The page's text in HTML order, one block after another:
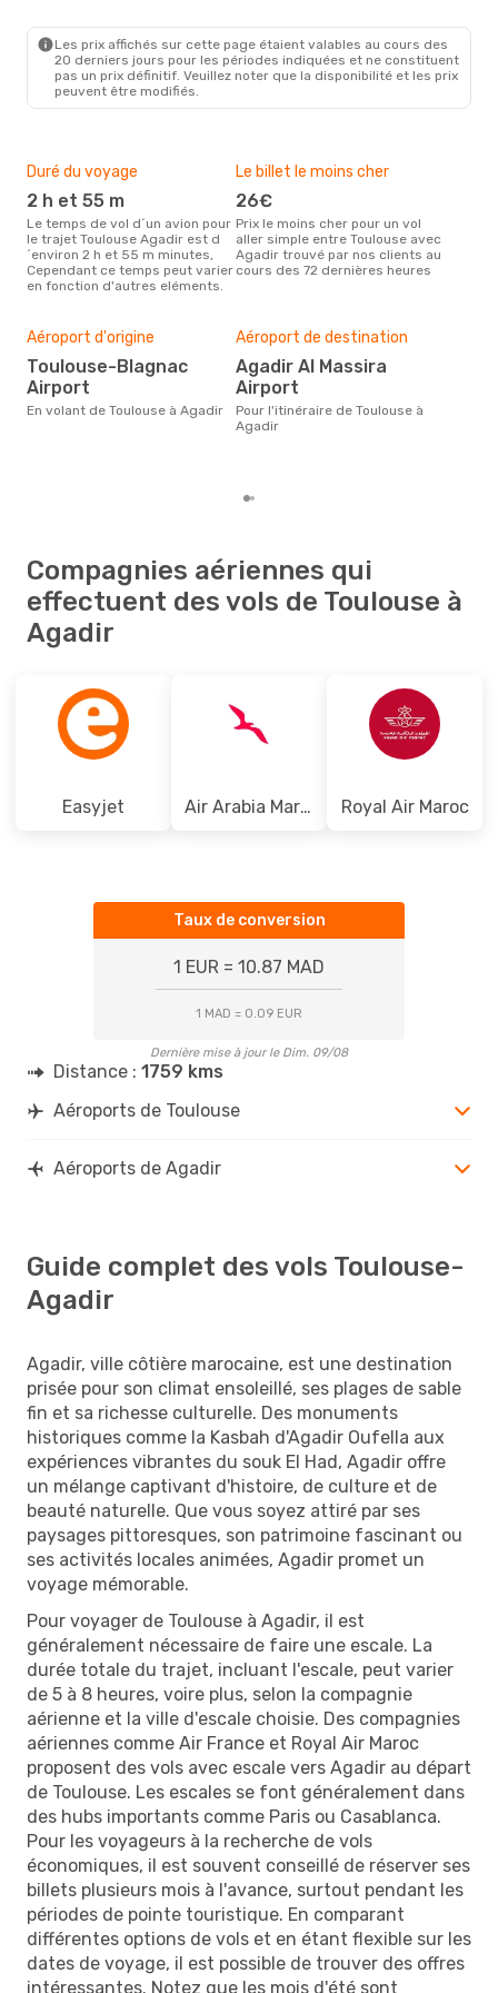
Les prix affichés sur cette page étaient valables au cours des
20 derniers jours pour les périodes indiquées et ne constituent
pas un prix définitif. Veuillez noter que la disponibilité et les prix
peuvent être modifiés.
Duré du voyage
2 h et 55 m
Le temps de vol d´un avion pour
le trajet Toulouse Agadir est d
´environ 2 h et 55 m minutes,
Cependant ce temps peut varier
en fonction d'autres eléments.
Le billet le moins cher
26€
Prix le moins cher pour un vol
aller simple entre Toulouse avec
Agadir trouvé par nos clients au
cours des 72 dernières heures
Aéroport d'origine
Toulouse-Blagnac
Airport
En volant de Toulouse à Agadir
Aéroport de destination
Agadir Al Massira
Airport
Pour l'itinéraire de Toulouse à
Agadir
Compagnies aériennes qui
effectuent des vols de Toulouse à
Agadir
Easyjet Air Arabia Maroc Royal Air Maroc
Taux de conversion
1 EUR = 10.87 MAD
1 MAD = 0.09 EUR
Dernière mise à jour le Dim. 09/08
Distance : 1759 kms
Aéroports de Toulouse
Aéroports de Agadir
Guide complet des vols Toulouse-
Agadir
Agadir, ville côtière marocaine, est une destination
prisée pour son climat ensoleillé, ses plages de sable
fin et sa richesse culturelle. Des monuments
historiques comme la Kasbah d'Agadir Oufella aux
expériences vibrantes du souk El Had, Agadir offre
un mélange captivant d'histoire, de culture et de
beauté naturelle. Que vous soyez attiré par ses
paysages pittoresques, son patrimoine fascinant ou
ses activités locales animées, Agadir promet un
voyage mémorable.
Pour voyager de Toulouse à Agadir, il est
généralement nécessaire de faire une escale. La
durée totale du trajet, incluant l'escale, peut varier
de 5 à 8 heures, voire plus, selon la compagnie
aérienne et la ville d'escale choisie. Des compagnies
aériennes comme Air France et Royal Air Maroc
proposent des vols avec escale vers Agadir au départ
de Toulouse. Les escales se font généralement dans
des hubs importants comme Paris ou Casablanca.
Pour les voyageurs à la recherche de vols
économiques, il est souvent conseillé de réserver ses
billets plusieurs mois à l'avance, surtout pendant les
périodes de pointe touristique. En comparant
différentes options de vols et en étant flexible sur les
dates de voyage, il est possible de trouver des offres
intéressantes. Notez que les mois d'été sont